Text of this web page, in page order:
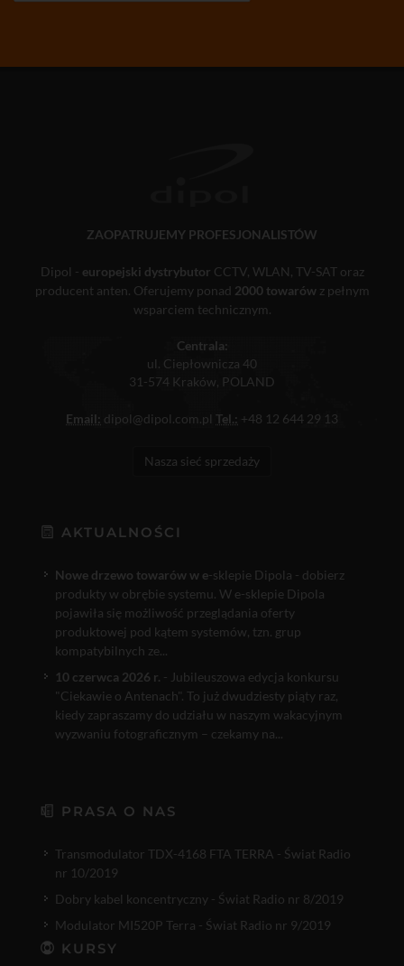
ZAOPATRUJEMY PROFESJONALISTÓW
Dipol - europejski dystrybutor CCTV, WLAN, TV-SAT oraz
producent anten. Oferujemy ponad 2000 towarówz pełnym
wsparciem technicznym.
Centrala:
ul. Ciepłownicza 40
31-574 Kraków, POLAND
Email: dipol@dipol.com.pl Tel.: +48 12 644 29 13
Nasza sieć sprzedaży
AKTUALNOŚCI
Nowe drzewo towarów w e-sklepie Dipola - dobierz
produkty w obrębie systemu. W e-sklepie Dipola
pojawiła się możliwość przeglądania oferty
produktowej pod kątem systemów, tzn. grup
kompatybilnych ze...
10 czerwca 2026 r. - Jubileuszowa edycja konkursu
"Ciekawie o Antenach". To już dwudziesty piąty raz,
kiedy zapraszamy do udziału w naszym wakacyjnym
wyzwaniu fotograficznym – czekamy na...
PRASA O NAS
Transmodulator TDX-4168 FTA TERRA - Świat Radio
nr 10/2019
Dobry kabel koncentryczny - Świat Radio nr 8/2019
Modulator MI520P Terra - Świat Radio nr 9/2019
KURSY